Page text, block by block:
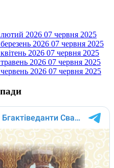
лютий 2026 07 червня 2025
2026 07 червня 2025
2026 07 червня 2025
2026 07 червня 2025
2026 07 червня 2025